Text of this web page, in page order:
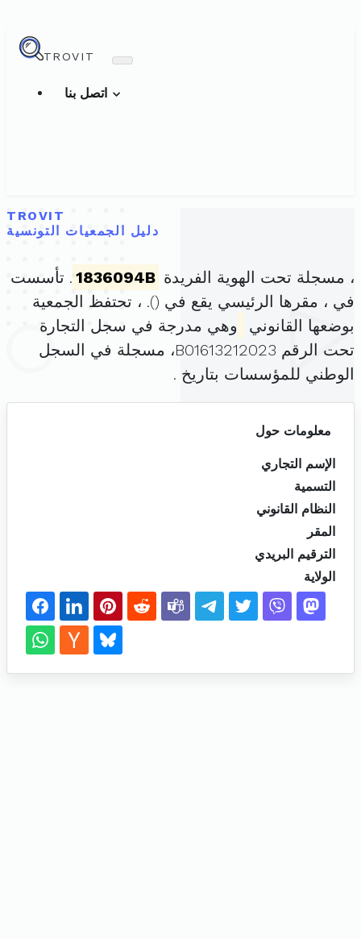
TROVIT
TROVIT
دليل الجمعيات التونسية
، مسجلة تحت الهوية الفريدة 1836094B . تأسست
في ، مقرها الرئيسي يقع في (). ، تحتفظ الجمعية
بوضعها القانوني
وهي مدرجة في سجل التجارة
تحت الرقم B01613212023، مسجلة في السجل
الوطني للمؤسسات بتاريخ .
معلومات حول
الإسم التجاري
التسمية
النظام القانوني
المقر
الترقيم البريدي
الولاية